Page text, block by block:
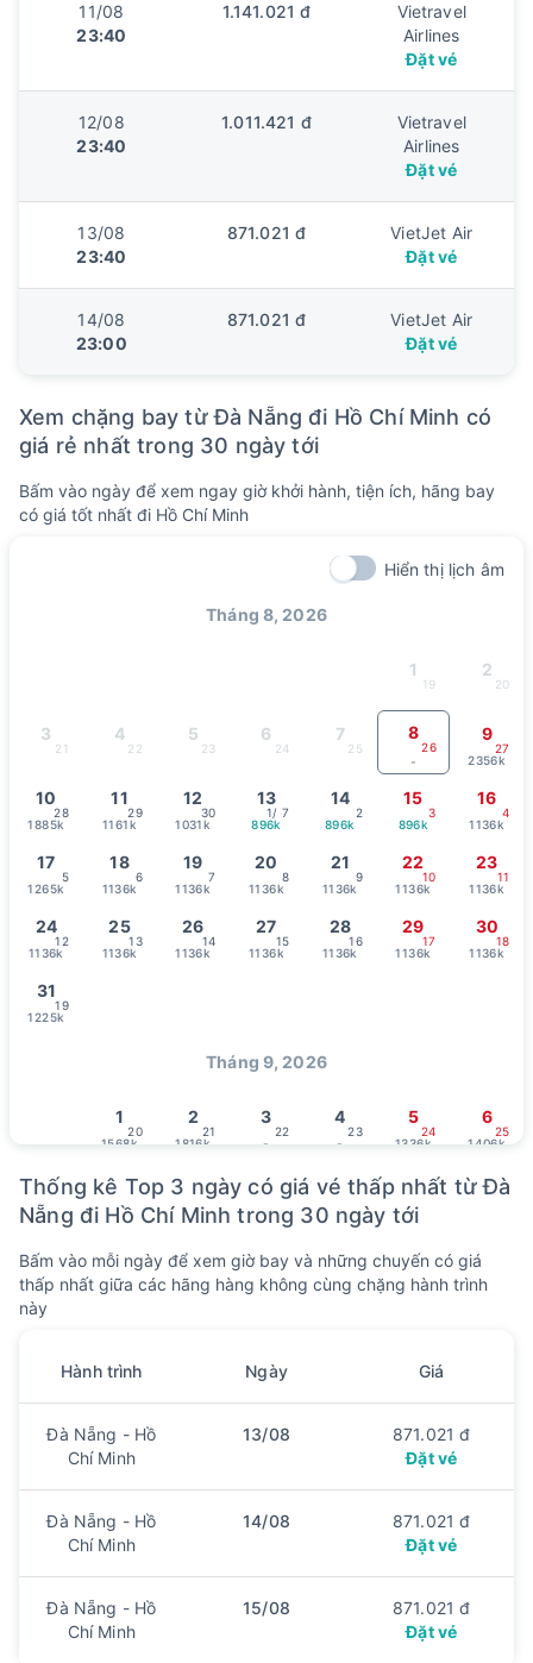
11/08
23:40
1.141.021 đ
Vietravel
Airlines
Đặt vé
12/08
23:40
1.011.421 đ
Vietravel
Airlines
Đặt vé
13/08
23:40
871.021 đ
VietJet Air
Đặt vé
14/08
23:00
871.021 đ
VietJet Air
Đặt vé
Xem chặng bay từ Đà Nẵng đi Hồ Chí Minh có
giá rẻ nhất trong 30 ngày tới
Bấm vào ngày để xem ngay giờ khởi hành, tiện ích, hãng bay
có giá tốt nhất đi Hồ Chí Minh
Hiển thị lịch âm
Tháng 8, 2026
1
19
2
20
3
21
4
22
5
23
6
24
7
25
8
-
26
9
2356k
27
10
1885k
28
11
1161k
29
12
1031k
30
13
896k
1/ 7
14
896k
2
15
896k
3
16
1136k
4
17
1265k
5
18
1136k
6
19
1136k
7
20
1136k
8
21
1136k
9
22
1136k
10
23
1136k
11
24
1136k
12
25
1136k
13
26
1136k
14
27
1136k
15
28
1136k
16
29
1136k
17
30
1136k
18
31
1225k
19
Tháng 9, 2026
1
1568k
20
2
1816k
21
3
-
22
4
-
23
5
1336k
24
6
1406k
25
7
-
26
8
1193k
27
9
-
28
10
29
11
1 / 8
12
-
2
13
3
4 5 6 7 8
-
9
21
-
29
1161k -
Tháng 10, 2026
1136k
21
1136k
23
1507k
25 26 27 28 29 1/ 9 2
13
4
17
8
Thống kê Top 3 ngày có giá vé thấp nhất từ Đà
Nẵng đi Hồ Chí Minh trong 30 ngày tới
Bấm vào mỗi ngày để xem giờ bay và những chuyến có giá
thấp nhất giữa các hãng hàng không cùng chặng hành trình
này
Hành trình Ngày Giá
Đà Nẵng - Hồ
Chí Minh
13/08
871.021 đ
Đặt vé
Đà Nẵng - Hồ
Chí Minh
14/08
871.021 đ
Đặt vé
Đà Nẵng - Hồ
Chí Minh
15/08
871.021 đ
Đặt vé